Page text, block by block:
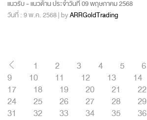
แนวรับ - แนวต้าน ประจำวันที่ 09 พฤษภาคม 2568
วันที่ : 9 พ.ค. 2568 | byARRGoldTrading
1 2 3 4 5 6
9
10 11 12 13 14
17
18 19 20 21 22
24
25 26 27 28 29
31
32 33 34 35 36